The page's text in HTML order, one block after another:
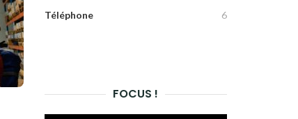
Téléphone 6
FOCUS !